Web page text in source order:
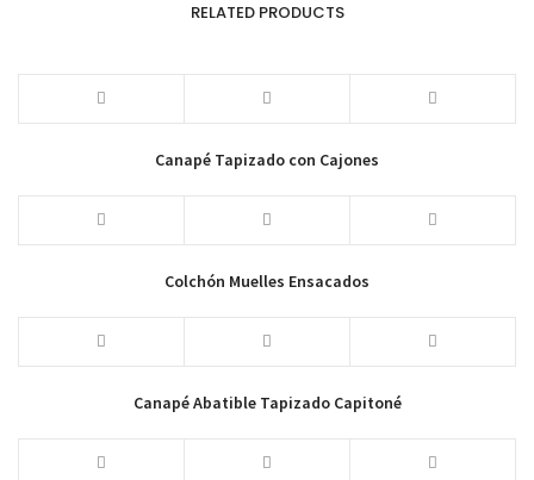
RELATED PRODUCTS
Canapé Tapizado con Cajones
Colchón Muelles Ensacados
Canapé Abatible Tapizado Capitoné